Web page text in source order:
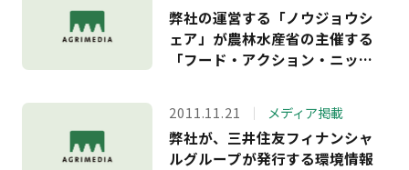
弊社の運営する「ノウジョウシ
ェア」が農林水産省の主催する
「フード・アクション・ニッポ
たしました。
2011.11.21 メディア掲載
弊社が、三井住友フィナンシャ
ルグループが発行する環境情報